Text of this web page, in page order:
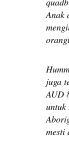
Anak
juga
AUD
untuk
mesti